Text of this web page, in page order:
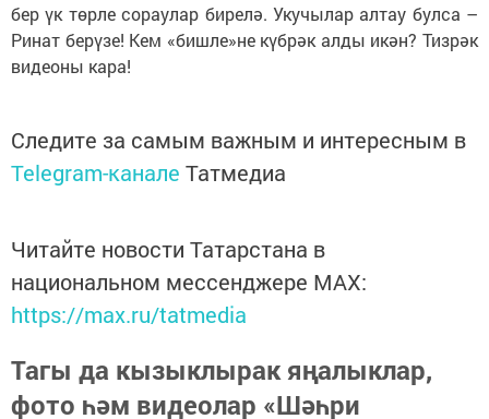
бер үк төрле сораулар бирелә. Укучылар алтау булса –
Ринат берүзе! Кем «бишле»не күбрәк алды икән? Тизрәк
видеоны кара!
Следите за самым важным и интересным в
Telegram-канале Татмедиа
Читайте новости Татарстана в
национальном мессенджере MАХ:
https://max.ru/tatmedia
Тагы да кызыклырак яңалыклар,
фото һәм видеолар «Шәһри